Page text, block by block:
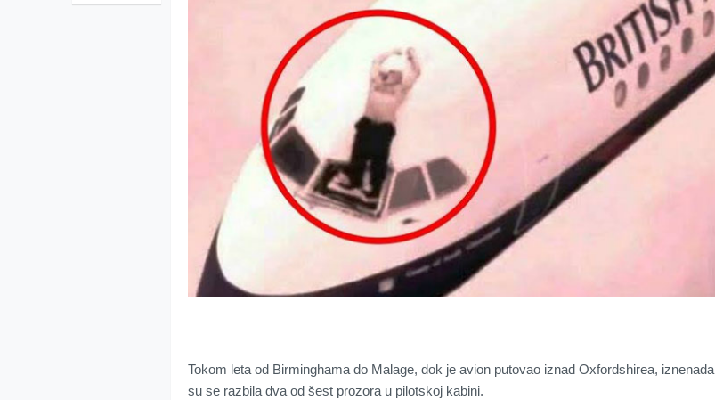
Tokom leta od Birminghama do Malage, dok je avion putovao iznad Oxfordshirea, iznenada
su se razbila dva od šest prozora u pilotskoj kabini.